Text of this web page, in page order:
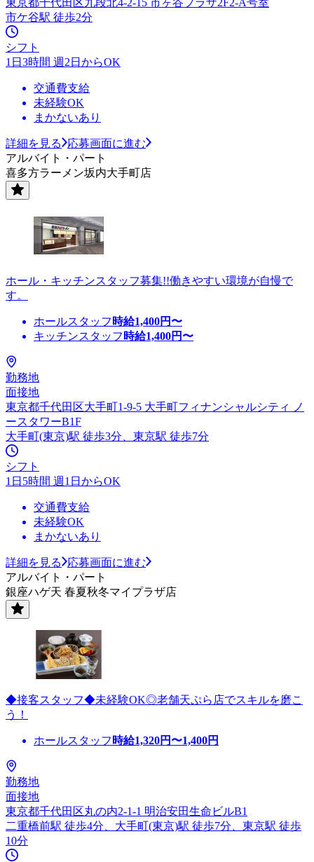
市ケ谷駅 徒歩2分
シフト
1日3時間 週2日からOK
交通費支給
未経験OK
まかないあり
詳細を見る
応募画面に進む
アルバイト・パート
喜多方ラーメン坂内大手町店
ホール・キッチンスタッフ募集!!働きやすい環境が自慢で
す。
ホールスタッフ 時給1,400円〜
キッチンスタッフ 時給1,400円〜
勤務地
面接地
東京都千代田区大手町1-9-5 大手町フィナンシャルシティ ノ
ースタワーB1F
大手町(東京)駅 徒歩3分、東京駅 徒歩7分
シフト
1日5時間 週1日からOK
交通費支給
未経験OK
まかないあり
詳細を見る
応募画面に進む
アルバイト・パート
銀座ハゲ天 春夏秋冬マイプラザ店
◆接客スタッフ◆未経験OK◎老舗天ぷら店でスキルを磨こ
う！
ホールスタッフ 時給1,320円〜1,400円
勤務地
面接地
東京都千代田区丸の内2-1-1 明治安田生命ビルB1
二重橋前駅 徒歩4分、大手町(東京)駅 徒歩7分、東京駅 徒歩
10分